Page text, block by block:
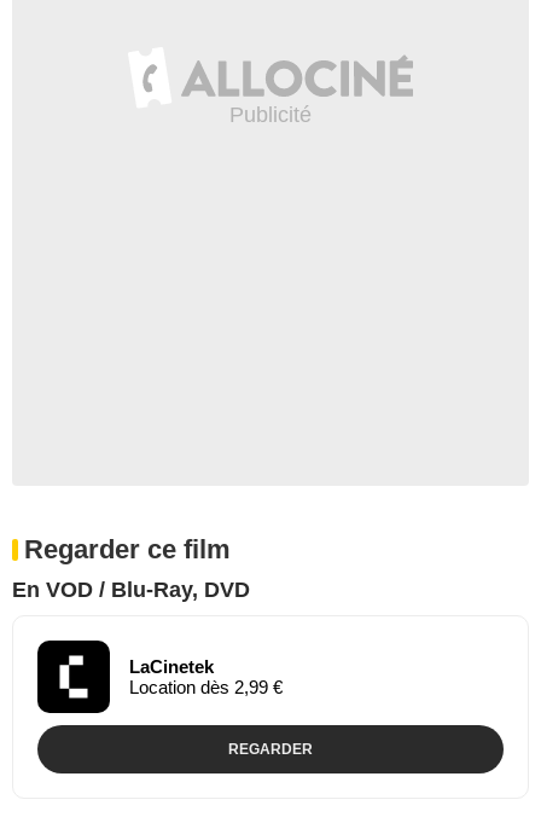
Regarder ce film
En VOD / Blu-Ray, DVD
LaCinetek
Location dès 2,99 €
REGARDER